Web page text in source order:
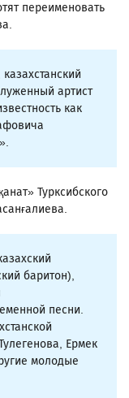
переименовать
артист
как
Турксибского
баритон),
песни.
Ермек
молодые